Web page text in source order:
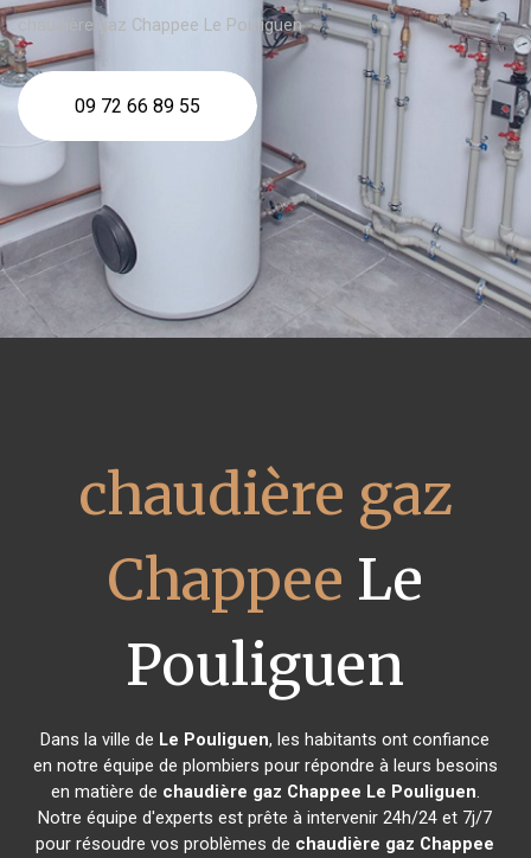
chaudière gaz Chappee Le Pouliguen
09 72 66 89 55
chaudière gaz
Chappee Le
Pouliguen
Dans la ville de Le Pouliguen, les habitants ont confiance
en notre équipe de plombiers pour répondre à leurs besoins
en matière de chaudière gaz Chappee Le Pouliguen.
Notre équipe d'experts est prête à intervenir 24h/24 et 7j/7
pour résoudre vos problèmes de chaudière gaz Chappee